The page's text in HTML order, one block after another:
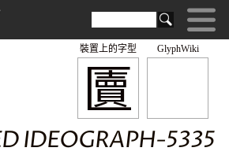
GlyphWiki
匵
裝置上的字型
IDEOGRAPH-5335